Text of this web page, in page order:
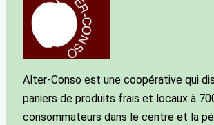
Alter-Conso est une coopérative qui
paniers de produits frais et locaux à
consommateurs dans le centre et la